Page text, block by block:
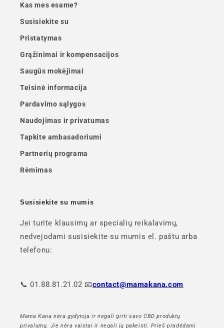
Kas mes esame?
Susisiekite su
Pristatymas
Grąžinimai ir kompensacijos
Saugūs mokėjimai
Teisinė informacija
Pardavimo sąlygos
Naudojimas ir privatumas
Tapkite ambasadoriumi
Partnerių programa
Rėmimas
Susisiekite su mumis
Jei turite klausimų ar specialių reikalavimų,
nedvejodami susisiekite su mumis el. paštu arba
telefonu:
📞 01.88.81.21.02 📧contact@mamakana.com
Mama Kana nėra gydytoja ir negali girti savo CBD produktų
privalumų. Jie nėra vaistai ir negali jų pakeisti. Prieš pradėdami